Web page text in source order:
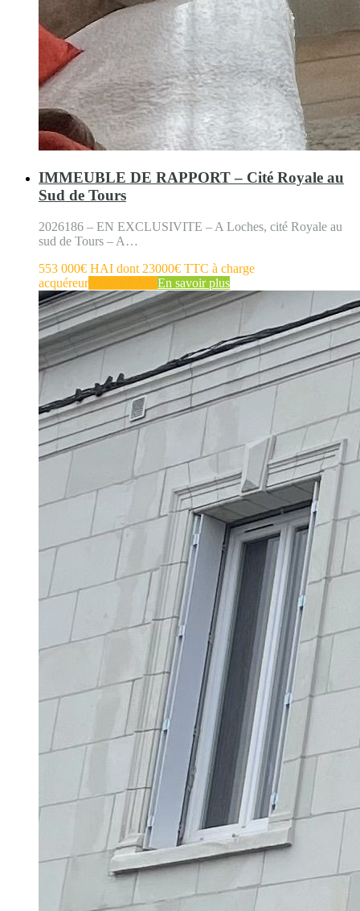
IMMEUBLE DE RAPPORT – Cité Royale au
Sud de Tours
2026186 – EN EXCLUSIVITE – A Loches, cité Royale au
sud de Tours – A…
553 000€ HAI dont 23000€ TTC à charge
acquéreur
En savoir plus